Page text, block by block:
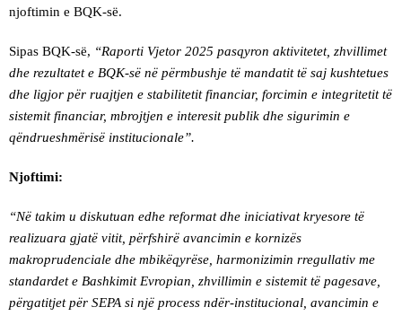
njoftimin e BQK-së.
Sipas BQK-së, “Raporti Vjetor 2025 pasqyron aktivitetet, zhvillimet
dhe rezultatet e BQK-së në përmbushje të mandatit të saj kushtetues
dhe ligjor për ruajtjen e stabilitetit financiar, forcimin e integritetit të
sistemit financiar, mbrojtjen e interesit publik dhe sigurimin e
qëndrueshmërisë institucionale”.
Njoftimi:
“Në takim u diskutuan edhe reformat dhe iniciativat kryesore të
realizuara gjatë vitit, përfshirë avancimin e kornizës
makroprudenciale dhe mbikëqyrëse, harmonizimin rregullativ me
standardet e Bashkimit Evropian, zhvillimin e sistemit të pagesave,
përgatitjet për SEPA si një process ndër-institucional, avancimin e